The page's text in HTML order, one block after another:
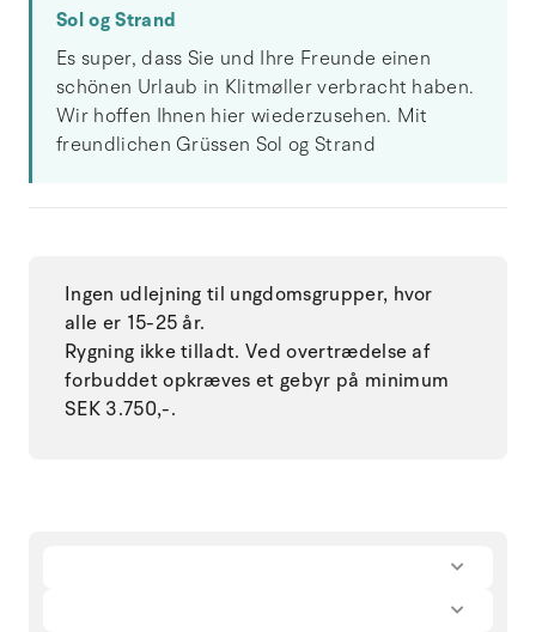
Sol og Strand
Es super, dass Sie und Ihre Freunde einen
schönen Urlaub in Klitmøller verbracht haben.
Wir hoffen Ihnen hier wiederzusehen. Mit
freundlichen Grüssen Sol og Strand
Ingen udlejning til ungdomsgrupper, hvor
alle er 15-25 år.
Rygning ikke tilladt. Ved overtrædelse af
forbuddet opkræves et gebyr på minimum
SEK 3.750,-.